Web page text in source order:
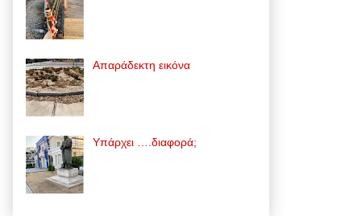
Απαράδεκτη εικόνα
Υπάρχει ….διαφορά;